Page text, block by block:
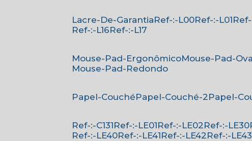
Lacre-De-Garantia
Ref-:-L00 Ref-:-L01
Ref-:-L16
Ref-:-L17
Mouse-Pad-Ergonômico
Mouse-Pad-
Mouse-Pad-Redondo
Papel-Couché
Papel-Couché-2 Papel-
Ref-:-C131
Ref-:-LE01 Ref-:-LE02 Ref-:-LE30
Ref-:-LE40
Ref-:-LE41 Ref-:-LE42 Ref-:-LE43